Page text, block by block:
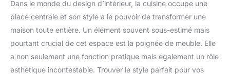
Dans le monde du design d’intérieur, la cuisine occupe une
place centrale et son style a le pouvoir de transformer une
maison toute entière. Un élément souvent sous-estimé mais
pourtant crucial de cet espace est la poignée de meuble. Elle
a non seulement une fonction pratique mais également un rôle
esthétique incontestable. Trouver le style parfait pour vos